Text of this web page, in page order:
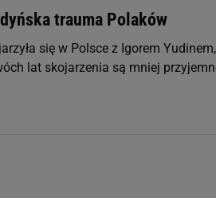
trauma Polaków
się w Polsce z Igorem Yudinem,
lat skojarzenia są mniej